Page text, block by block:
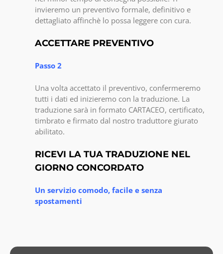
invieremo un preventivo formale, definitivo e
dettagliato affinchè lo possa leggere con cura.
ACCETTARE PREVENTIVO
Passo 2
Una volta accettato il preventivo, confermeremo
tutti i dati ed inizieremo con la traduzione. La
traduzione sarà in formato CARTACEO, certificato,
timbrato e firmato dal nostro traduttore giurato
abilitato.
RICEVI LA TUA TRADUZIONE NEL
GIORNO CONCORDATO
Un servizio comodo, facile e senza
spostamenti